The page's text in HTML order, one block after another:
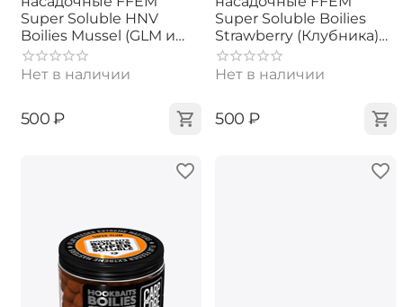
Super Soluble HNV
Boilies Mussel (GLM и
Ракушка) 13mm
Нет в наличии
‍500‍ ₽
Super Soluble Boilies
Strawberry (Клубника)
13mm
Нет в наличии
‍500‍ ₽